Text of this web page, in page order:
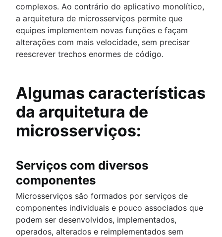
complexos. Ao contrário do aplicativo monolítico,
a arquitetura de microsserviços permite que
equipes implementem novas funções e façam
alterações com mais velocidade, sem precisar
reescrever trechos enormes de código.
Algumas características
da arquitetura de
microsserviços:
Serviços com diversos
componentes
Microsserviços são formados por serviços de
componentes individuais e pouco associados que
podem ser desenvolvidos, implementados,
operados, alterados e reimplementados sem